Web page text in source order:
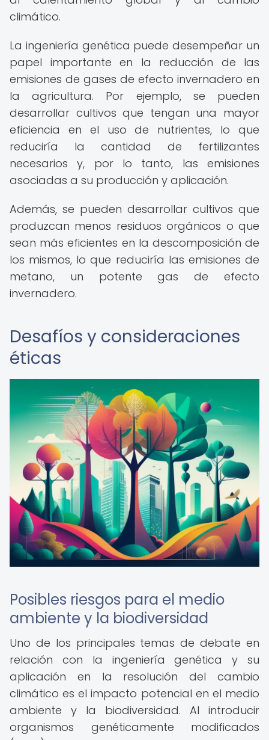
climático.
La ingeniería genética puede desempeñar un
papel importante en la reducción de las
emisiones de gases de efecto invernadero en
la agricultura. Por ejemplo, se pueden
desarrollar cultivos que tengan una mayor
eficiencia en el uso de nutrientes, lo que
reduciría la cantidad de fertilizantes
necesarios y, por lo tanto, las emisiones
asociadas a su producción y aplicación.
Además, se pueden desarrollar cultivos que
produzcan menos residuos orgánicos o que
sean más eficientes en la descomposición de
los mismos, lo que reduciría las emisiones de
metano, un potente gas de efecto
invernadero.
Desafíos y consideraciones
éticas
Posibles riesgos para el medio
ambiente y la biodiversidad
Uno de los principales temas de debate en
relación con la ingeniería genética y su
aplicación en la resolución del cambio
climático es el impacto potencial en el medio
ambiente y la biodiversidad. Al introducir
organismos genéticamente modificados